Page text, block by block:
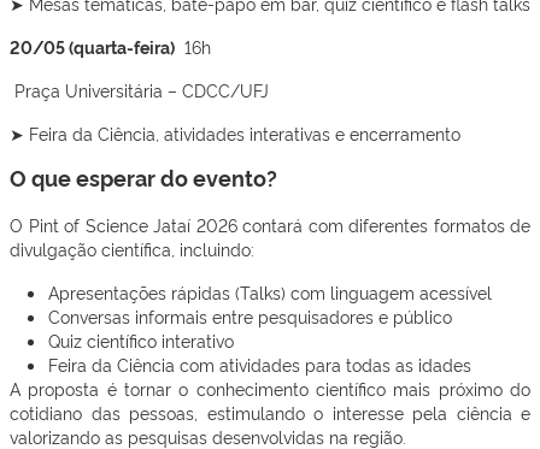
20/05 (quarta-feira) 16h
Praça Universitária – CDCC/UFJ
➤ Feira da Ciência, atividades interativas e encerramento
O que esperar do evento?
O Pint of Science Jataí 2026 contará com diferentes formatos de
divulgação científica, incluindo:
Apresentações rápidas (Talks) com linguagem acessível
Conversas informais entre pesquisadores e público
Quiz científico interativo
Feira da Ciência com atividades para todas as idades
A proposta é tornar o conhecimento científico mais próximo do
cotidiano das pessoas, estimulando o interesse pela ciência e
valorizando as pesquisas desenvolvidas na região.